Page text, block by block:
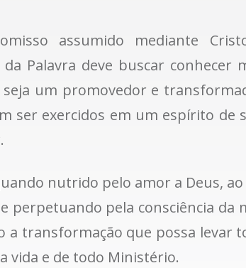
assumido mediante
Palavra deve buscar conhecer
um promovedor e
ser exercidos em um espírito de
nutrido pelo amor a Deus,
perpetuando pela consciência da
transformação que possa levar
vida e de todo Ministério.